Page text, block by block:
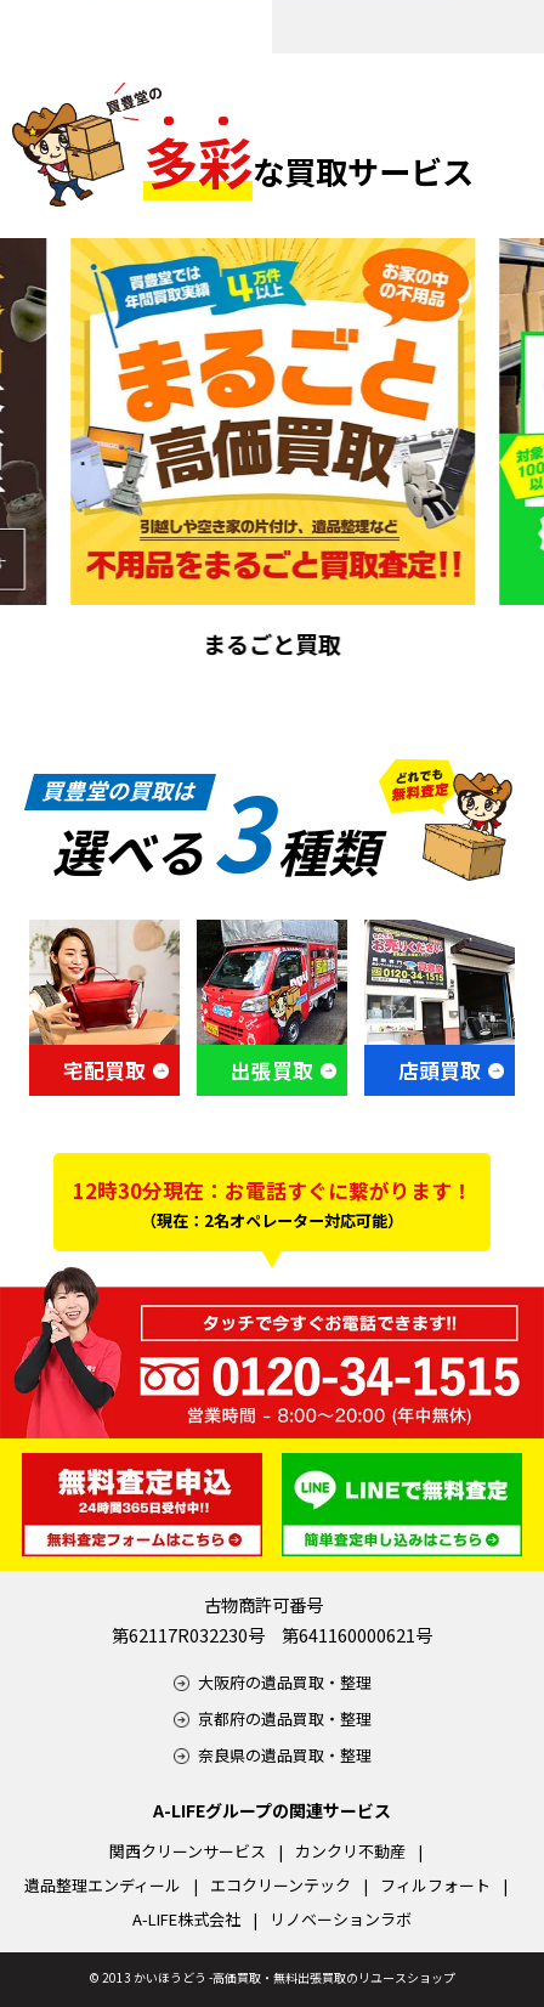
多彩な買取サービス
まるごと買取
買豊堂の買取は
選べる3種類
宅配買取 出張買取 店頭買取
12時30分現在：お電話すぐに繋がります！
（現在：2名オペレーター対応可能）
古物商許可番号
第62117R032230号 第641160000621号
大阪府の遺品買取・整理
京都府の遺品買取・整理
奈良県の遺品買取・整理
A-LIFEグループの関連サービス
関西クリーンサービス
カンクリ不動産
遺品整理エンディール
エコクリーンテック
フィルフォート
A-LIFE株式会社
リノベーションラボ
© 2013 かいほうどう -高価買取・無料出張買取のリユースショップ